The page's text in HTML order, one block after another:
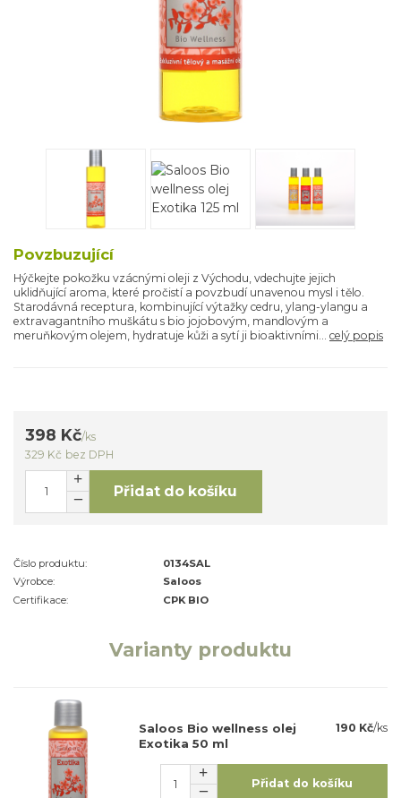
Povzbuzující
Hýčkejte pokožku vzácnými oleji z Východu, vdechujte jejich
uklidňující aroma, které pročistí a povzbudí unavenou mysl i tělo.
Starodávná receptura, kombinující výtažky cedru, ylang-ylangu a
extravagantního muškátu s bio jojobovým, mandlovým a
meruňkovým olejem, hydratuje kůži a sytí ji bioaktivními... celý popis
398 Kč/ks
329 Kč bez DPH
Přidat do košíku
Číslo produktu:
0134SAL
Výrobce:
Saloos
Certifikace:
CPK BIO
Varianty produktu
Saloos Bio wellness olej
Exotika 50 ml
190 Kč/ks
Přidat do košíku